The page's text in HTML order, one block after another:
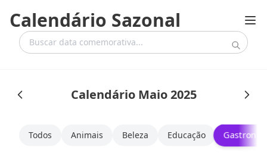
Calendário Sazonal
Calendário Maio 2025
Todos Animais Beleza Educação